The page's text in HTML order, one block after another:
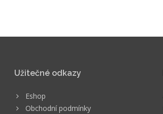
Užitečné odkazy
Eshop
Obchodní podmínky